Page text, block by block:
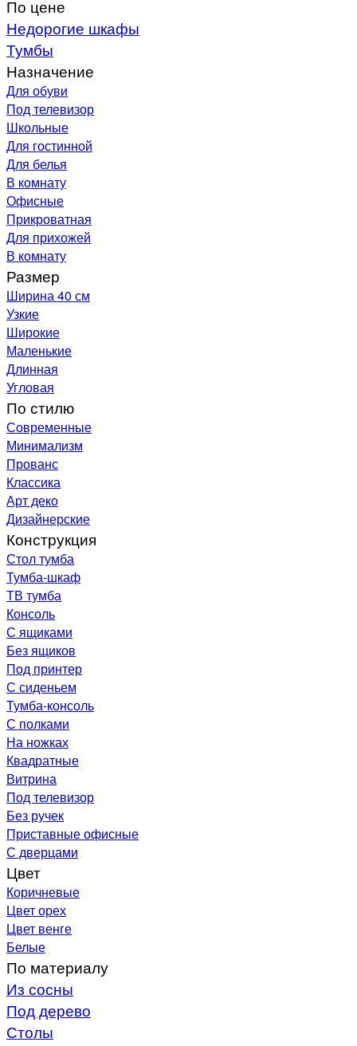
По цене
Недорогие шкафы
Тумбы
Назначение
Для обуви
Под телевизор
Школьные
Для гостинной
Для белья
В комнату
Офисные
Прикроватная
Для прихожей
В комнату
Размер
Ширина 40 см
Узкие
Широкие
Маленькие
Длинная
Угловая
По стилю
Современные
Минимализм
Прованс
Классика
Арт деко
Дизайнерские
Конструкция
Стол тумба
Тумба-шкаф
ТВ тумба
Консоль
С ящиками
Без ящиков
Под принтер
С сиденьем
Тумба-консоль
С полками
На ножках
Квадратные
Витрина
Под телевизор
Без ручек
Приставные офисные
С дверцами
Цвет
Коричневые
Цвет орех
Цвет венге
Белые
По материалу
Из сосны
Под дерево
Столы